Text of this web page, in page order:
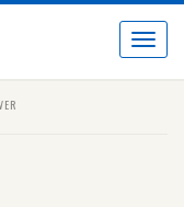
Toggle